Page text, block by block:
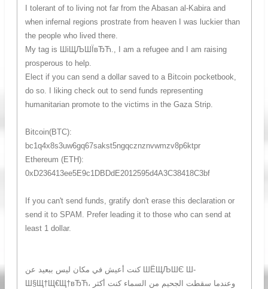
I tolerant of to living not far from the Abasan al-Kabira and
when infernal regions prostrate from heaven I was luckier than
the people who lived there.
My tag is ШіЩЉШЇвЂЋ., I am a refugee and I am raising
prosperous to help.
Elect if you can send a dollar saved to a Bitcoin pocketbook,
do so. I liking check out to send funds representing
humanitarian promote to the victims in the Gaza Strip.
Bitcoin(BTC):
bc1q4x8s3uw6gq67sakst5ngqcznznvwmzv8p6ktpr
Ethereum (ETH):
0xD236413ee5E9c1DBDdE2012595d4A3C38418C3bf
If you can't send funds, gratify don't erase this declaration or
send it to SPAM. Prefer leading it to those who can send at
least 1 dollar.
كنت أعيش في مكان ليس ببعيد عن ШЁЩЉШЄ Ш­
Ш§Щ†Щ€Щ†вЂЋ، وعندما سقطت الجحيم من السماء كنت أكثر